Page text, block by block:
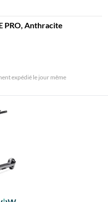
PRO, Anthracite
expédié le jour même